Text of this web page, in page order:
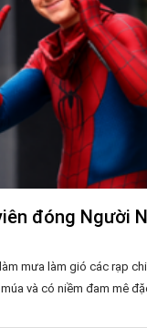
đóng Người
mưa làm gió các rạp
và có niềm đam mê